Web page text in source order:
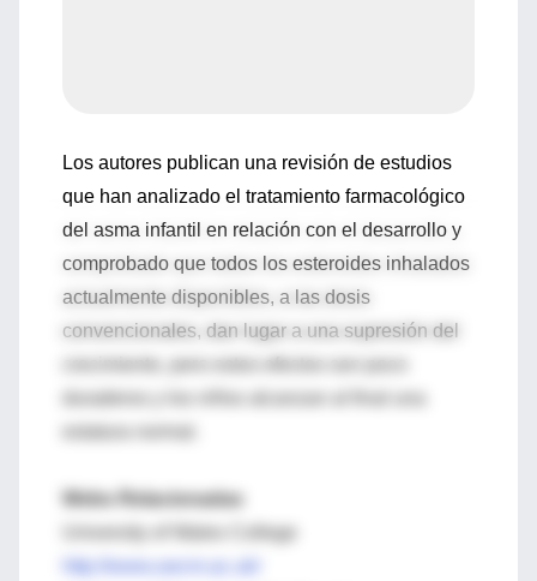
Los autores publican una revisión de estudios
que han analizado el tratamiento farmacológico
del asma infantil en relación con el desarrollo y
comprobado que todos los esteroides inhalados
actualmente disponibles, a las dosis
convencionales, dan lugar a una supresión del
Webs Relacionadas
University of Wales College